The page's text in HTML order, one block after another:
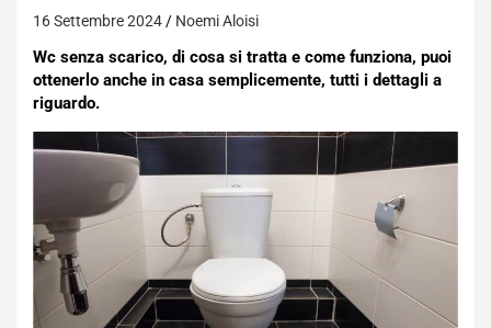
16 Settembre 2024 Noemi Aloisi
Wc senza scarico, di cosa si tratta e come funziona, puoi
ottenerlo anche in casa semplicemente, tutti i dettagli a
riguardo.